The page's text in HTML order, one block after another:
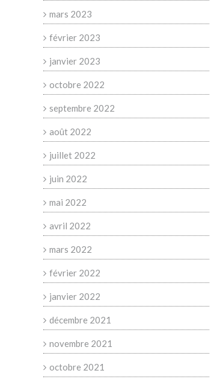
mars 2023
février 2023
janvier 2023
octobre 2022
septembre 2022
août 2022
juillet 2022
juin 2022
mai 2022
avril 2022
mars 2022
février 2022
janvier 2022
décembre 2021
novembre 2021
octobre 2021